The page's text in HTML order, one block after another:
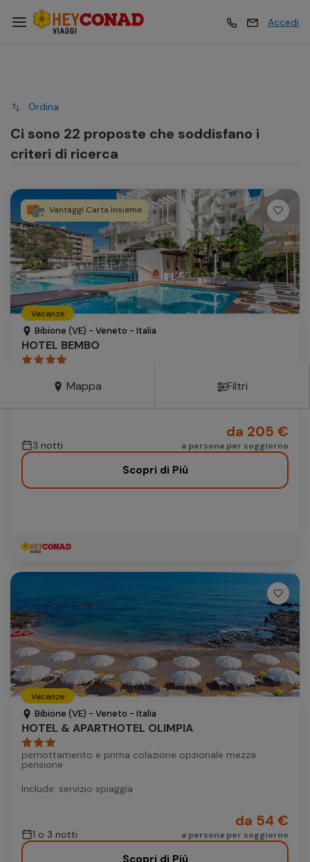
Esperienze
Crociere
Traghetti
Autonoleggio
Accedi
Esperienze
Crociere
Traghetti
Autonoleggio
ParcheggioMappa Filtri
Ordina
Ci sono 22 proposte che soddisfano i
criteri di ricerca
Vantaggi Carta Insieme
Vacanze
Bibione (VE) - Veneto - Italia
HOTEL BEMBO
3 notti
da 205 €
a persona per soggiorno
Scopri di Più
Vacanze
Bibione (VE) - Veneto - Italia
HOTEL & APARTHOTEL OLIMPIA
pernottamento e prima colazione opzionale mezza
pensione
Include: servizio spiaggia
1 o 3 notti
da 54 €
a persona per soggiorno
Scopri di Più